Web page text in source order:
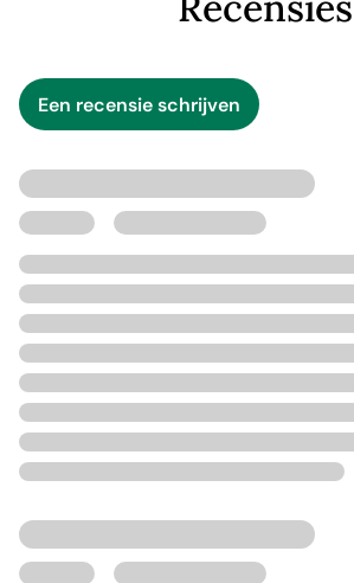
Een recensie schrijven